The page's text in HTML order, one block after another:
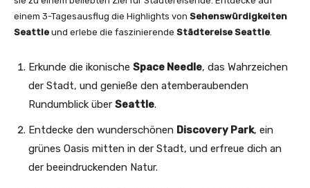
einem 3-Tagesausflug die Highlights von Sehenswürdigkeiten
Seattle und erlebe die faszinierende Städtereise Seattle
Erkunde die ikonische Space Needle, das Wahrzeichen
der Stadt, und genieße den atemberaubenden
Rundumblick über Seattle.
Entdecke den wunderschönen Discovery Park, ein
grünes Oasis mitten in der Stadt, und erfreue dich an
der beeindruckenden Natur.